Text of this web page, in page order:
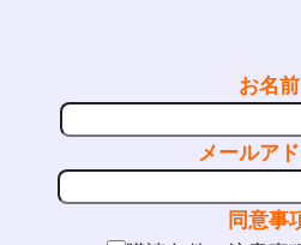
お名前
メールア
同意事